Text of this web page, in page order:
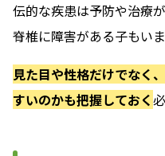
伝的な疾患は予防や治療
脊椎に障害がある子もいま
見た目や性格だけでなく
すいのかも把握しておく